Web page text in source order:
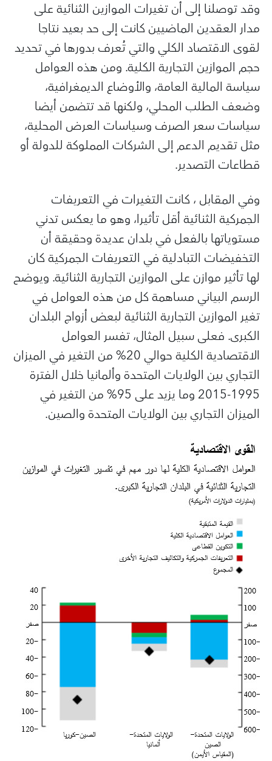
وقد توصلنا إلى أن تغيرات الموازين الثنائية على
مدار العقدين الماضيين كانت إلى حد بعيد نتاجا
لقوى الاقتصاد الكلي والتي تُعرف بدورها في تحديد
حجم الموازين التجارية الكلية. ومن هذه العوامل
سياسة المالية العامة، والأوضاع الديمغرافية،
وضعف الطلب المحلي، ولكنها قد تتضمن أيضا
سياسات سعر الصرف وسياسات العرض المحلية،
مثل تقديم الدعم إلى الشركات المملوكة للدولة أو
قطاعات التصدير.
وفي المقابل ، كانت التغيرات في التعريفات
الجمركية الثنائية أقل تأثيرا، وهو ما يعكس تدني
مستوياتها بالفعل في بلدان عديدة وحقيقة أن
التخفيضات التبادلية في التعريفات الجمركية كان
لها تأثير موازن على الموازين التجارية الثنائية. ويوضح
الرسم البياني مساهمة كل من هذه العوامل في
تغير الموازين التجارية الثنائية لبعض أزواج البلدان
الكبرى. فعلى سبيل المثال، تفسر العوامل
الاقتصادية الكلية حوالي 20% من التغير في الميزان
التجاري بين الولايات المتحدة وألمانيا خلال الفترة
1995-2015 وما يزيد على 95% من التغير في
الميزان التجاري بين الولايات المتحدة والصين.